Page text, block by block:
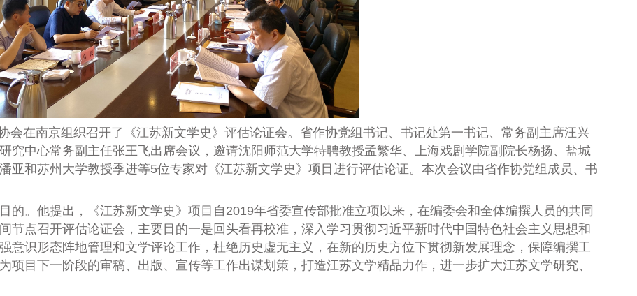
会在南京组织召开了《江苏新文学史》评估论证会。省作协党组书记、书记处第一书记、常务副主席汪兴
究中心常务副主任张王飞出席会议，邀请沈阳师范大学特聘教授孟繁华、上海戏剧学院副院长杨扬、盐城
亚和苏州大学教授季进等5位专家对《江苏新文学史》项目进行评估论证。本次会议由省作协党组成员、书
的。他提出，《江苏新文学史》项目自 2019年省委宣传部批准立项以来，在编委会和全体编撰人员的共同
节点召开评估论证会，主要目的一是回头看再校准，深入学习贯彻习近平新时代中国特色社会主义思想和
意识形态阵地管理和文学评论工作，杜绝历史虚无主义，在新的历史方位下贯彻新发展理念，保障编撰工
项目下一阶段的审稿、出版、宣传等工作出谋划策，打造江苏文学精品力作，进一步扩大江苏文学研究、